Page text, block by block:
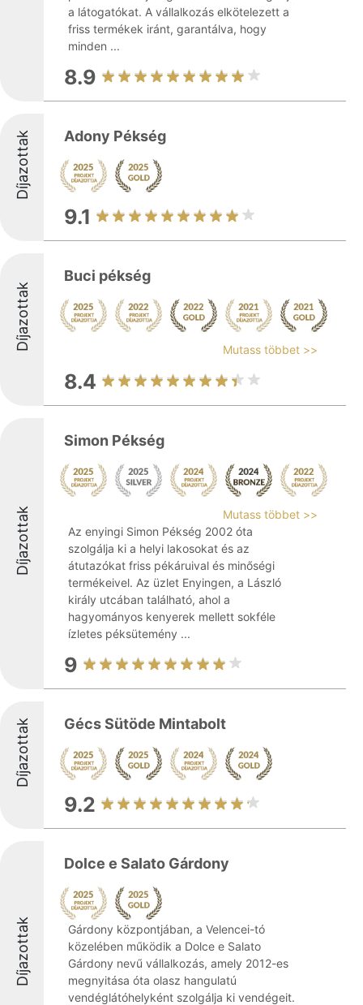
a látogatókat. A vállalkozás elkötelezett a
friss termékek iránt, garantálva, hogy
minden ...
8.9
Díjazottak Adony Pékség
9.1
Díjazottak
Buci pékség
Mutass többet >>
8.4
Díjazottak
Simon Pékség
Mutass többet >>
Az enyingi Simon Pékség 2002 óta
szolgálja ki a helyi lakosokat és az
átutazókat friss pékáruival és minőségi
termékeivel. Az üzlet Enyingen, a László
király utcában található, ahol a
hagyományos kenyerek mellett sokféle
ízletes péksütemény ...
9
Díjazottak Gécs Sütöde Mintabolt
9.2
Díjazottak
Dolce e Salato Gárdony
Gárdony központjában, a Velencei-tó
közelében működik a Dolce e Salato
Gárdony nevű vállalkozás, amely 2012-es
megnyitása óta olasz hangulatú
vendéglátóhelyként szolgálja ki vendégeit.